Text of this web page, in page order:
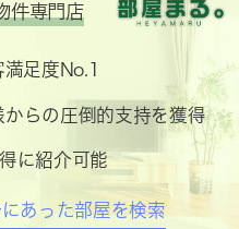
件専門店
足度No.1
らの圧倒的支持を獲得
に紹介可能
あった部屋を検索